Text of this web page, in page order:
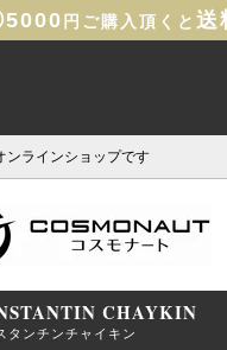
円ご購入頂くと 送
ンラインショップです
CHAYKIN
タンチンチャイキン